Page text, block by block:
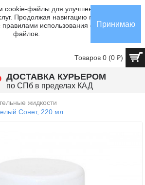
cookie-файлы для улучшения
Продолжая навигацию по сайту,
правилами использования cookie-
файлов.
Принимаю
Товаров 0 (0 ₽)
ДОСТАВКА КУРЬЕРОМ
по СПб в пределах КАД
жидкости
Сонет, 220 мл